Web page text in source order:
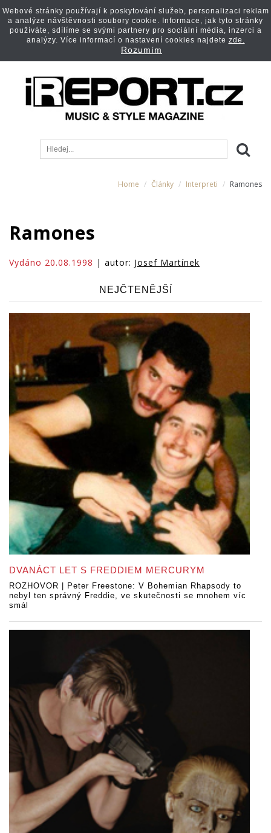
Home Články Interpreti Ramones
Ramones
Vydáno 20.08.1998 | autor: Josef Martínek
NEJČTENĚJŠÍ
DVANÁCT LET S FREDDIEM MERCURYM
ROZHOVOR | Peter Freestone: V Bohemian Rhapsody to
nebyl ten správný Freddie, ve skutečnosti se mnohem víc
smál
Webové stránky používají k poskytování služeb, personalizaci reklam
a analýze návštěvnosti soubory cookie. Informace, jak tyto stránky
používáte, sdílíme se svými partnery pro sociální média, inzerci a
analýzy. Více informací o nastavení cookies najdete zde.
Rozumím